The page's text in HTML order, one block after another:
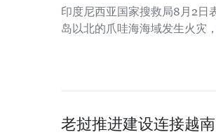
印度尼西亚国家搜救局8月2日
岛以北的爪哇海海域发生火灾
老挝推进建设连接越